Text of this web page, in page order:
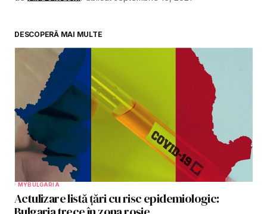
DESCOPERĂ MAI MULTE
MYBULGARIA
Actulizare listă țări cu risc epidemiologic: